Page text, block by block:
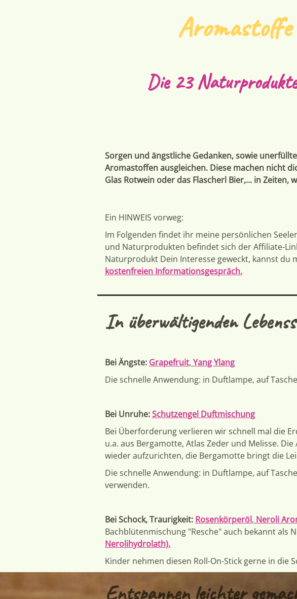
Die 23
Sorgen und ängstliche Gedanken, sowie
Aromastoffen ausgleichen. Diese machen nicht
Glas Rotwein oder das Flascherl Bier,... in Zeiten,
Ein HINWEIS vorweg:
Im Folgenden findet ihr meine persönlichen
und Naturprodukten befindet sich der Affiliate-
Naturprodukt Dein Interesse geweckt, kannst
kostenfreien Informationsgespräch.
In überwältigenden
Bei Ängste: Grapefruit, Yang Ylang
Die schnelle Anwendung: in Duftlampe, auf
Bei Unruhe:Schutzengel Duftmischung
Bei Überforderung verlieren wir schnell mal die
u.a. aus Bergamotte, Atlas Zeder und Melisse.
wieder aufzurichten, die Bergamotte bringt die
Die schnelle Anwendung: in Duftlampe, auf
verwenden.
Bei Schock, Traurigkeit: Rosenkörperöl, Neroli
Bachblütenmischung "Resche" auch bekannt als
Nerolihydrolath).
Kinder nehmen diesen Roll-On-Stick gerne in die
Entspannen leichter